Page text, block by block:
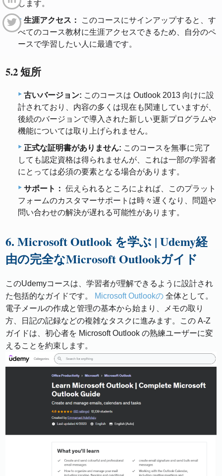
します。
生涯アクセス：
このコースにサインアップすると、す
べてのコース教材に生涯アクセスできるため、自分のペ
ースで学習したい人に最適です。
5.2 短所
古いバージョン: このコースは Outlook 2013 向けに設
計されており、内容の多くは現在も関連していますが、
後続のバージョンで導入された新しい更新プログラムや
機能については取り上げられません。
正式な証明書がありません: このコースを無事に完了
しても認定資格は得られませんが、これは一部の学習者
にとっては必須の要素となる場合があります。
サポート： 伝えられるところによれば、このプラット
フォームのカスタマーサポートは時々遅くなり、問題や
問い合わせの解決が遅れる可能性があります。
6. Microsoft Outlook を学ぶ | Udemy経
由の完全なMicrosoft Outlookガイド
このUdemyコースは、学習者が理解できるように設計され
た包括的なガイドです。
Microsoft Outlookの 全体として。
電子メールの作成と管理の基本から始まり、メモの取り
方、日記の記録などの複雑なタスクに進みます。この A-Z
ガイドは、初心者を Microsoft Outlook の熟練ユーザーに変
えることを約束します。